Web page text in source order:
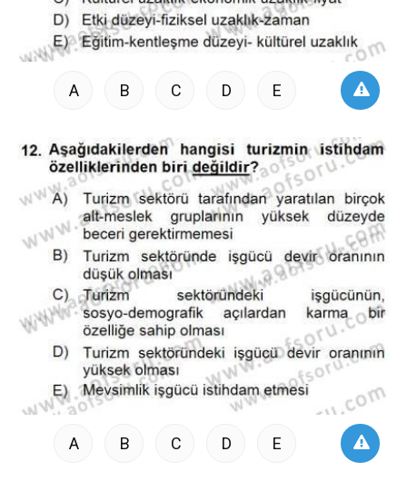
A B C D E
A B C D E